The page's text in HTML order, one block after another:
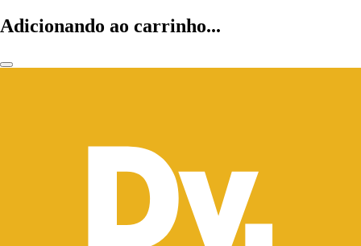
Adicionando ao carrinho...